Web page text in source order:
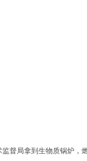
督局拿到生物质锅炉，